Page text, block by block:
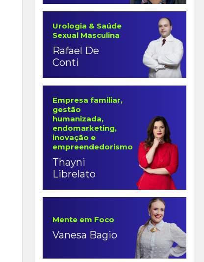
Urologia & Saúde
Sexual Masculina
Rafael De
Conti
Empresa familiar,
gestão
humanizada,
endomarketing,
inovação e
empreendedorismo
Thayni
Librelato
Mente em Foco
Vanesa Bagio